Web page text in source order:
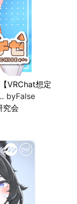
VRChat想定
byFalse
究会